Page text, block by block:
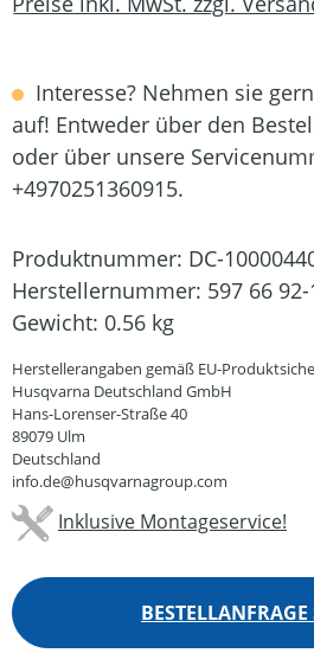
Interesse? Nehmen sie
auf! Entweder über den
oder über unsere
+4970251360915.
Produktnummer: DC-
Herstellernummer: 597 66 92-
Gewicht: 0.56 kg
Herstellerangaben gemäß EU-
Husqvarna Deutschland GmbH
Hans-Lorenser-Straße 40
89079 Ulm
Deutschland
info.de@husqvarnagroup.com
Inklusive Montageservice!